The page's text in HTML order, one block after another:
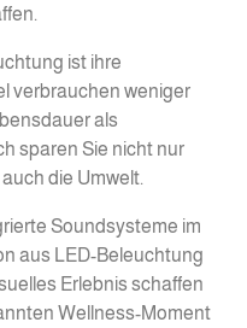
ist ihre
verbrauchen weniger
als
sparen Sie nicht nur
die Umwelt.
Soundsysteme im
aus LED-Beleuchtung
Erlebnis schaffen
Wellness-Moment